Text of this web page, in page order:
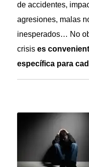
de accidentes,
agresiones, malas
inesperados… No
crisis es
específica para